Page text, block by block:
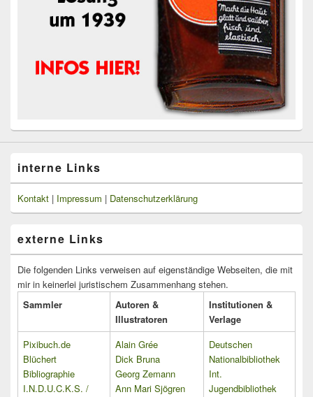
interne Links
Kontakt | Impressum | Datenschutzerklärung
externe Links
Die folgenden Links verweisen auf eigenständige Webseiten, die mit
mir in keinerlei juristischem Zusammenhang stehen.
Sammler
Autoren &
Illustratoren
Institutionen &
Verlage
Pixibuch.de
Blüchert
Bibliographie
I.N.D.U.C.K.S. /
Alain Grée
Dick Bruna
Georg Zemann
Ann Mari Sjögren
Deutschen
Nationalbibliothek
Int.
Jugendbibliothek